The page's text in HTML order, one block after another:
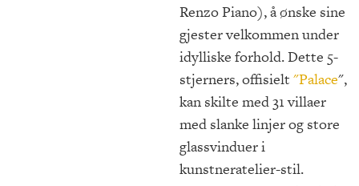
Renzo Piano), å ønske sine
gjester velkommen under
idylliske forhold. Dette 5-
stjerners, offisielt "Palace",
kan skilte med 31 villaer
med slanke linjer og store
glassvinduer i
kunstneratelier-stil.